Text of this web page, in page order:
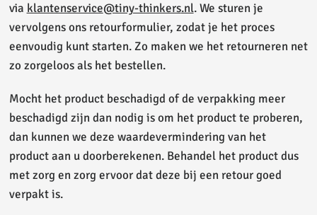
via klantenservice@tiny-thinkers.nl. We sturen je
vervolgens ons retourformulier, zodat je het proces
eenvoudig kunt starten. Zo maken we het retourneren net
zo zorgeloos als het bestellen.
Mocht het product beschadigd of de verpakking meer
beschadigd zijn dan nodig is om het product te proberen,
dan kunnen we deze waardevermindering van het
product aan u doorberekenen. Behandel het product dus
met zorg en zorg ervoor dat deze bij een retour goed
verpakt is.